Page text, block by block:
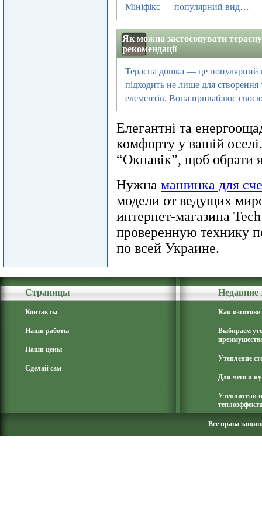
Мініфікс — популярний вид…
Як можна застосовувати
рекомендації
Терасна дошка — це популярний
підходить не лише для створення
елементів. Вона приваблює
Елегантні та
комфорту у вашій
“Окнавік”, щоб обрати
Нужна машинка для
модели от ведущих
интернет-магазина
проверенную технику
по всей Украине.
Страницы
Контакты
Наши работы
Наши цены
Сделай сам
Недавние
Как
Выбираем
Утепление
Для чего и
Утеплители
Все права